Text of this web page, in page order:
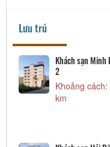
Lưu trú
Văn Tùng EK
Khoảng cách: 1,67
km
Khách sạn Central